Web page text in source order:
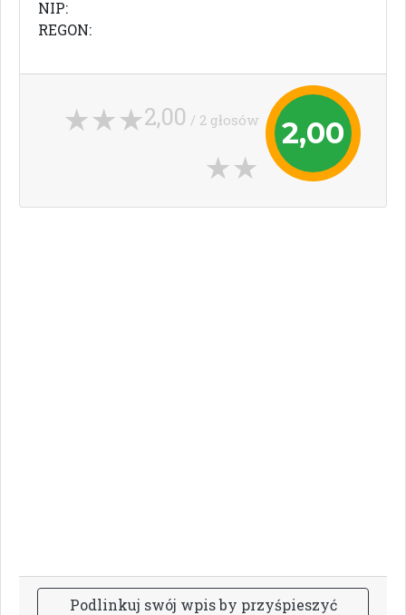
NIP:
REGON:
2,00
2,00 / 2 głosów
Podlinkuj swój wpisby przyśpieszyć